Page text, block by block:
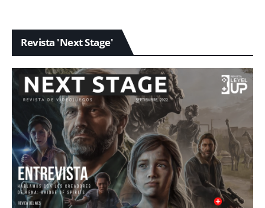
Revista 'Next Stage'